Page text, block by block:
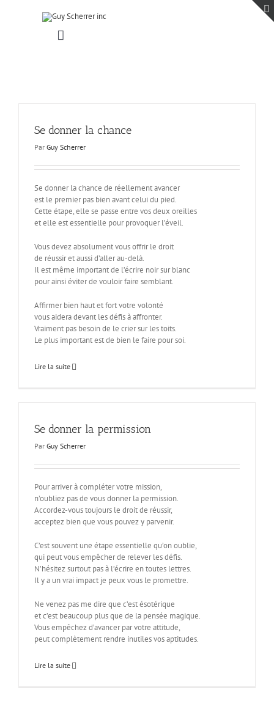
Toggle
Se donner la chance
Par Guy Scherrer
Se donner la chance de réellement avancer
est le premier pas bien avant celui du pied.
Cette étape, elle se passe entre vos deux oreilles
et elle est essentielle pour provoquer l’éveil.
Vous devez absolument vous offrir le droit
de réussir et aussi d’aller au-delà.
Il est même important de l’écrire noir sur blanc
pour ainsi éviter de vouloir faire semblant.
Affirmer bien haut et fort votre volonté
vous aidera devant les défis à affronter.
Vraiment pas besoin de le crier sur les toits.
Le plus important est de bien le faire pour soi.
Lire la suite
Se donner la permission
Par Guy Scherrer
Pour arriver à compléter votre mission,
n’oubliez pas de vous donner la permission.
Accordez-vous toujours le droit de réussir,
acceptez bien que vous pouvez y parvenir.
C’est souvent une étape essentielle qu’on oublie,
qui peut vous empêcher de relever les défis.
N’hésitez surtout pas à l’écrire en toutes lettres.
Il y a un vrai impact je peux vous le promettre.
Ne venez pas me dire que c’est ésotérique
et c’est beaucoup plus que de la pensée magique.
Vous empêchez d’avancer par votre attitude,
peut complètement rendre inutiles vos aptitudes.
Lire la suite